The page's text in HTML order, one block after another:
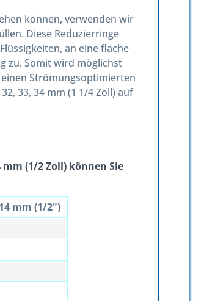
können, verwenden wir
Diese Reduzierringe
an eine flache
zu. Somit wird möglichst
Strömungsoptimierten
33, 34 mm (1 1/4 Zoll) auf
mm (1/2 Zoll) können Sie
mm (1/2")